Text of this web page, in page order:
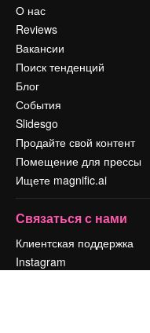
О нас
Reviews
Вакансии
Поиск тенденций
Блог
События
Slidesgo
Продайте свой контент
Помещение для прессы
Ищете magnific.ai
Связаться с нами
Клиентская поддержка
Instagram